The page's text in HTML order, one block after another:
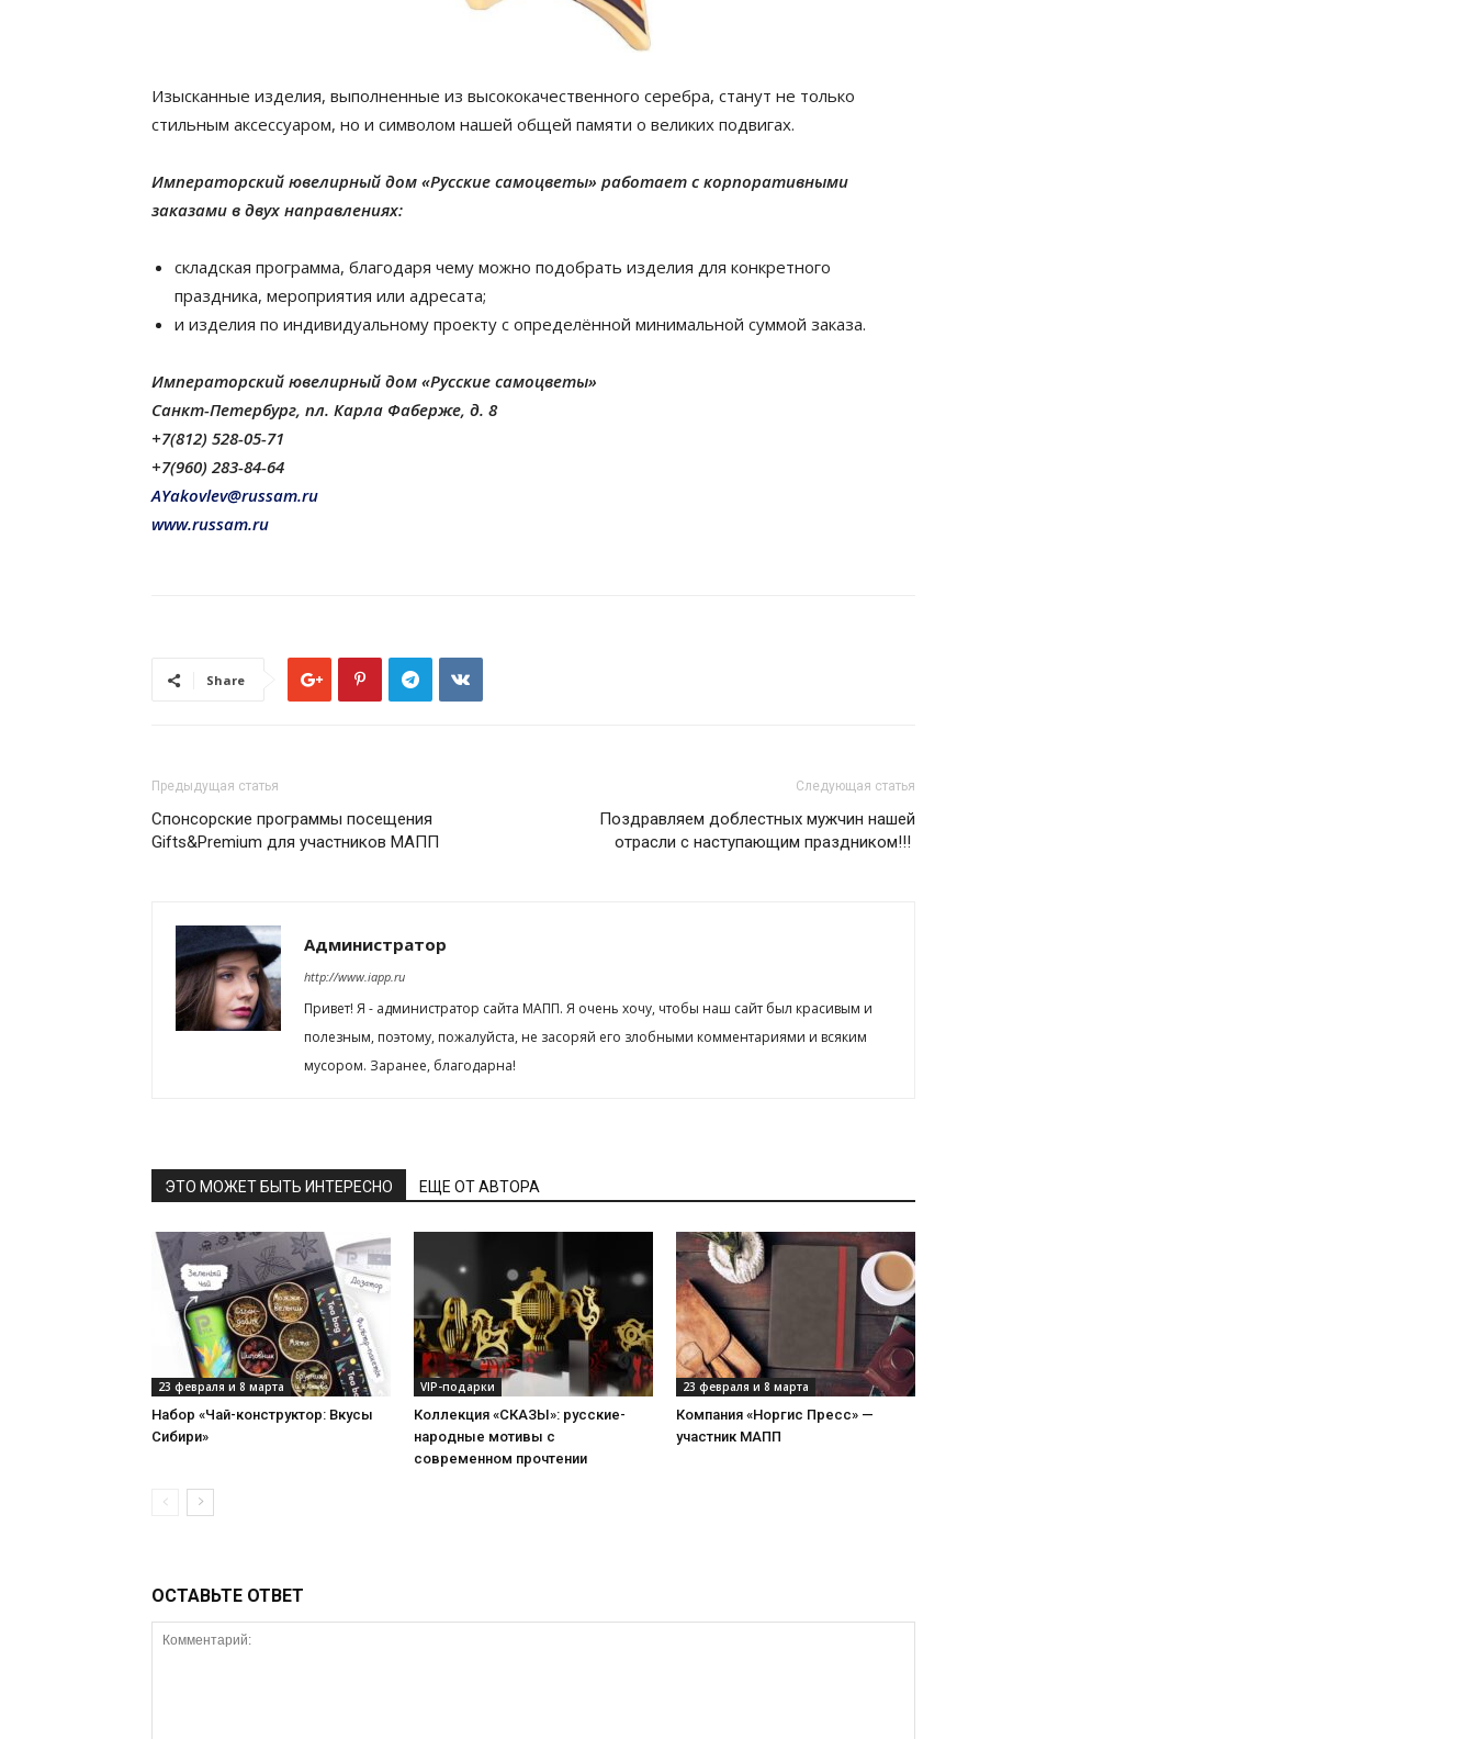
Изысканные изделия, выполненные из высококачественного серебра, станут не только
стильным аксессуаром, но и символом нашей общей памяти о великих подвигах.
Императорский ювелирный дом «Русские самоцветы» работает с корпоративными
заказами в двух направлениях:
складская программа, благодаря чему можно подобрать изделия для конкретного
праздника, мероприятия или адресата;
и изделия по индивидуальному проекту с определённой минимальной суммой заказа.
Императорский ювелирный дом «Русские самоцветы»
Санкт-Петербург, пл. Карла Фаберже, д. 8
+7(812) 528-05-71
+7(960) 283-84-64
AYakovlev@russam.ru
www.russam.ru
Share
Предыдущая статья
Спонсорские программы посещения
Gifts&Premium для участников МАПП
Следующая статья
Поздравляем доблестных мужчин нашей
отрасли с наступающим праздником!!!
Администратор
http://www.iapp.ru
Привет! Я - администратор сайта МАПП. Я очень хочу, чтобы наш сайт был красивым и
полезным, поэтому, пожалуйста, не засоряй его злобными комментариями и всяким
мусором. Заранее, благодарна!
ЭТО МОЖЕТ БЫТЬ ИНТЕРЕСНО ЕЩЕ ОТ АВТОРА
23 февраля и 8 марта
Набор «Чай-конструктор: Вкусы
Сибири»
VIP-подарки
Коллекция «СКАЗЫ»: русские-
народные мотивы с
современном прочтении
23 февраля и 8 марта
Компания «Норгис Пресс» —
участник МАПП
ОСТАВЬТЕ ОТВЕТ